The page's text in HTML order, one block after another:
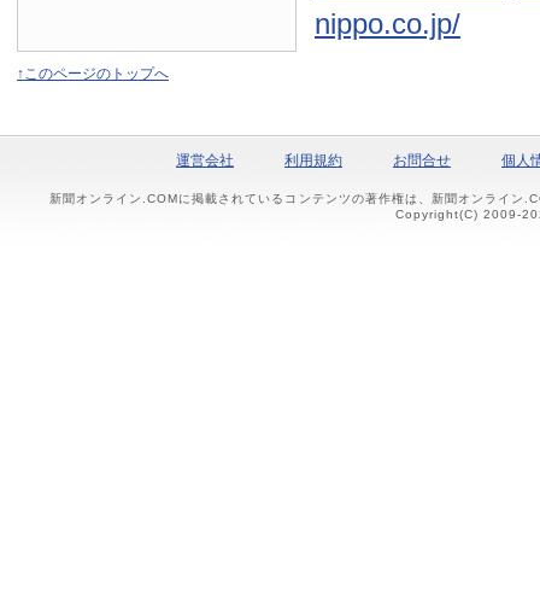
nippo.co.jp/
↑このページのトップへ
運営会社 利用規約 お問合せ 個人
新聞オンライン.COMに掲載されているコンテンツの著作権は、新聞オンライン
Copyright(C) 2009-